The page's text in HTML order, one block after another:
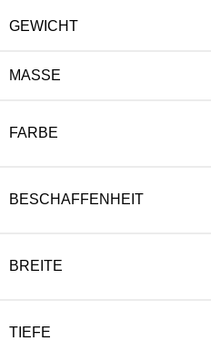
GEWICHT
MASSE
FARBE
BESCHAFFENHEIT
BREITE
TIEFE